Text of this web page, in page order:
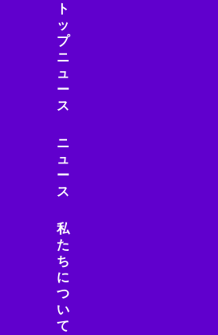
ト
ッ
プ
ニ
ュ
ー
ス
ニ
ュ
ー
ス
私
た
ち
に
つ
い
て